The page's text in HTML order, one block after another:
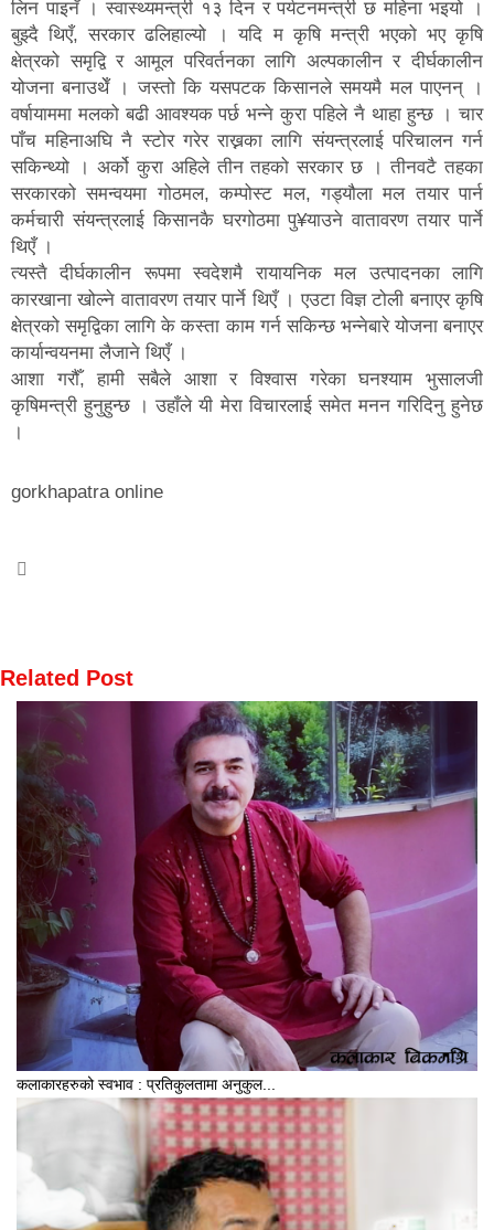
लिन पाइनँ । स्वास्थ्यमन्त्री १३ दिन र पर्यटनमन्त्री छ महिना भइयो ।
बुझ्दै थिएँ, सरकार ढलिहाल्यो । यदि म कृषि मन्त्री भएको भए कृषि
क्षेत्रको समृद्वि र आमूल परिवर्तनका लागि अल्पकालीन र दीर्घकालीन
योजना बनाउथेँ । जस्तो कि यसपटक किसानले समयमै मल पाएनन् ।
वर्षायाममा मलको बढी आवश्यक पर्छ भन्ने कुरा पहिले नै थाहा हुन्छ । चार
पाँच महिनाअघि नै स्टोर गरेर राख्नका लागि संयन्त्रलाई परिचालन गर्न
सकिन्थ्यो । अर्को कुरा अहिले तीन तहको सरकार छ । तीनवटै तहका
सरकारको समन्वयमा गोठमल, कम्पोस्ट मल, गड्यौला मल तयार पार्न
कर्मचारी संयन्त्रलाई किसानकै घरगोठमा पु¥याउने वातावरण तयार पार्ने
थिएँ ।
त्यस्तै दीर्घकालीन रूपमा स्वदेशमै रायायनिक मल उत्पादनका लागि
कारखाना खोल्ने वातावरण तयार पार्ने थिएँ । एउटा विज्ञ टोली बनाएर कृषि
क्षेत्रको समृद्विका लागि के कस्ता काम गर्न सकिन्छ भन्नेबारे योजना बनाएर
कार्यान्वयनमा लैजाने थिएँ ।
आशा गरौँ, हामी सबैले आशा र विश्वास गरेका घनश्याम भुसालजी
कृषिमन्त्री हुनुहुन्छ । उहाँले यी मेरा विचारलाई समेत मनन गरिदिनु हुनेछ
।
gorkhapatra online
Related Post
कलाकारहरुको स्वभाव : प्रतिकुलतामा अनुकुल...